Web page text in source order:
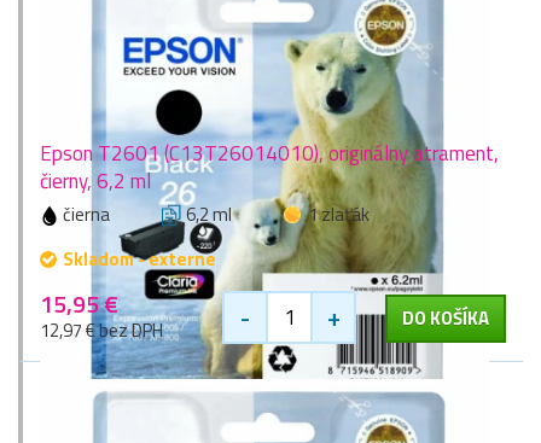
Epson T2601 (C13T26014010), originálny atrament,
čierny, 6,2 ml
čierna 6,2 ml
1 zlaťák
Skladom - externe
15,95 €
12,97 € bez DPH - + DO KOŠÍKA